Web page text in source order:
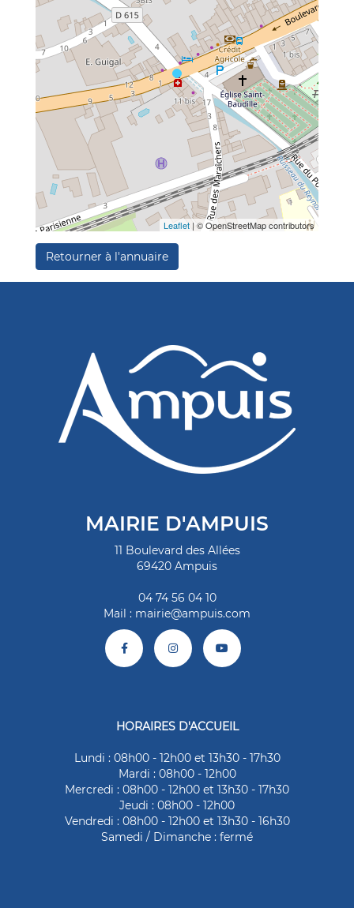
Leaflet | © OpenStreetMap contributors
Retourner à l'annuaire
MAIRIE D'AMPUIS
11 Boulevard des Allées
69420 Ampuis
04 74 56 04 10
Mail : mairie@ampuis.com
HORAIRES D'ACCUEIL
Lundi : 08h00 - 12h00 et 13h30 - 17h30
Mardi : 08h00 - 12h00
Mercredi : 08h00 - 12h00 et 13h30 - 17h30
Jeudi : 08h00 - 12h00
Vendredi : 08h00 - 12h00 et 13h30 - 16h30
Samedi / Dimanche : fermé